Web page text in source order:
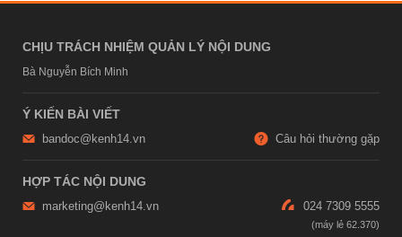
CHỊU TRÁCH NHIỆM QUẢN LÝ NỘI DUNG
Bà Nguyễn Bích Minh
Ý KIẾN BÀI VIẾT
bandoc@kenh14.vn Câu hỏi thường gặp
HỢP TÁC NỘI DUNG
marketing@kenh14.vn 024 7309 5555